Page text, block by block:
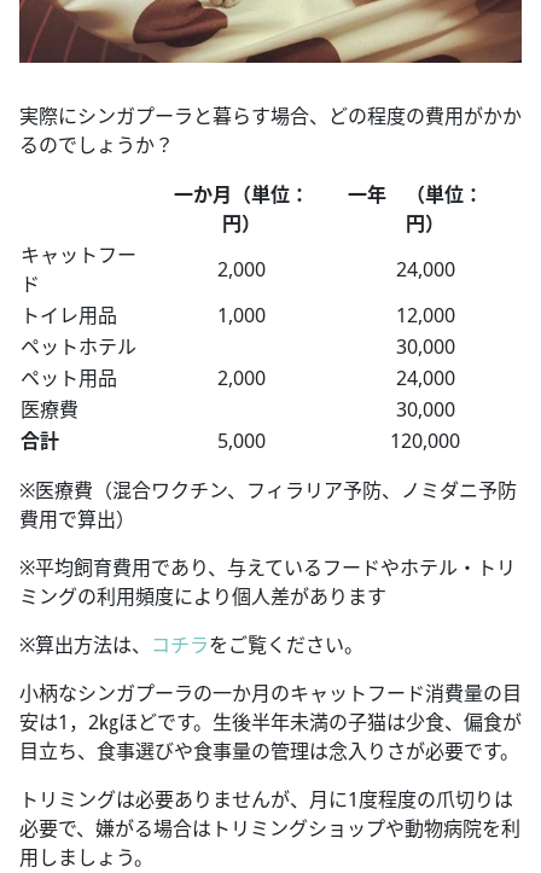
実際にシンガプーラと暮らす場合、どの程度の費用がかか
るのでしょうか？
一か月（単位：
円）
一年 （単位：
円）
キャットフー
ド
2,000
24,000
トイレ用品
1,000
12,000
ペットホテル
30,000
ペット用品
2,000
24,000
医療費
30,000
合計
5,000
120,000
※医療費（混合ワクチン、フィラリア予防、ノミダニ予防
費用で算出）
※平均飼育費用であり、与えているフードやホテル・トリ
ミングの利用頻度により個人差があります
※算出方法は、 コチラをご覧ください。
小柄なシンガプーラの一か月のキャットフード消費量の目
安は1，2㎏ほどです。生後半年未満の子猫は少食、偏食が
目立ち、食事選びや食事量の管理は念入りさが必要です。
トリミングは必要ありませんが、月に1度程度の爪切りは
必要で、嫌がる場合はトリミングショップや動物病院を利
用しましょう。